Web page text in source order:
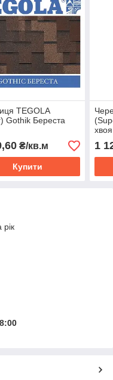
TEGOLA
Gothik Береста
₴/кв.м
Купити
хвоя
1
рік